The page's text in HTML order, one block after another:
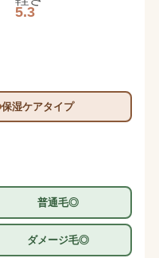
5.3
保湿ケアタイプ
普通毛◎
ダメージ毛◎